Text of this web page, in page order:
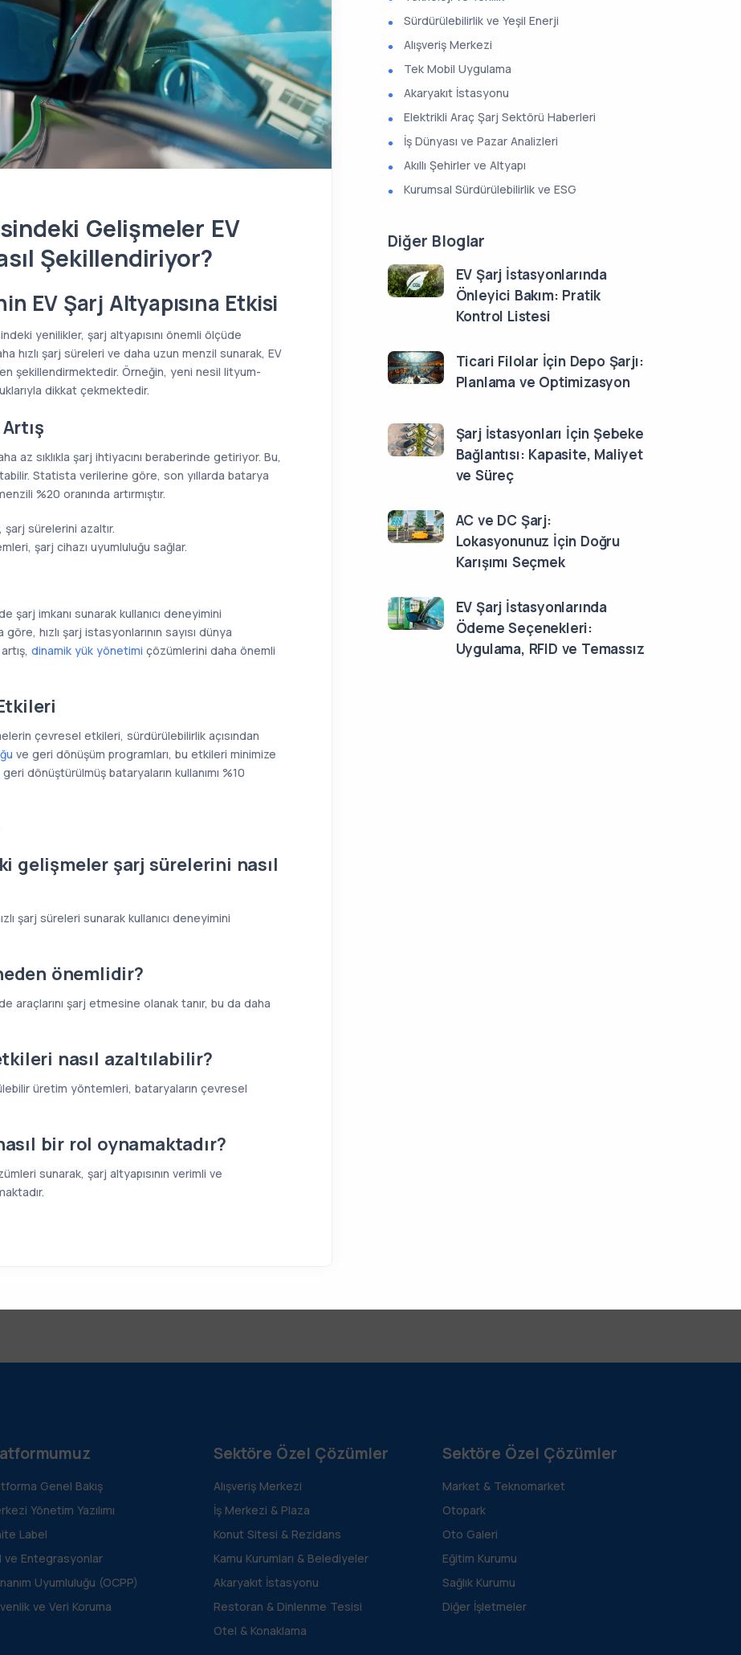
Gelişmeler EV
Şekillendiriyor?
EV Şarj Altyapısına Etkisi
yenilikler, şarj altyapısını önemli ölçüde
hızlı şarj süreleri ve daha uzun menzil sunarak, EV
şekillendirmektedir. Örneğin, yeni nesil lityum-
dikkat çekmektedir.
az sıklıkla şarj ihtiyacını beraberinde getiriyor. Bu,
Statista verilerine göre, son yıllarda batarya
%20 oranında artırmıştır.
sürelerini azaltır.
şarj cihazı uyumluluğu sağlar.
şarj imkanı sunarak kullanıcı deneyimini
hızlı şarj istasyonlarının sayısı dünya
dinamik yük yönetimi çözümlerini daha önemli
çevresel etkileri, sürdürülebilirlik açısından
ve geri dönüşüm programları, bu etkileri minimize
dönüştürülmüş bataryaların kullanımı %10
gelişmeler şarj sürelerini nasıl
şarj süreleri sunarak kullanıcı deneyimini
önemlidir?
araçlarını şarj etmesine olanak tanır, bu da daha
nasıl azaltılabilir?
üretim yöntemleri, bataryaların çevresel
bir rol oynamaktadır?
sunarak, şarj altyapısının verimli ve
Sürdürülebilirlik ve Yeşil Enerji
Alışveriş Merkezi
Tek Mobil Uygulama
Akaryakıt İstasyonu
Elektrikli Araç Şarj Sektörü Haberleri
İş Dünyası ve Pazar Analizleri
Akıllı Şehirler ve Altyapı
Kurumsal Sürdürülebilirlik ve ESG
Diğer Bloglar
EV Şarj İstasyonlarında
Önleyici Bakım: Pratik
Kontrol Listesi
Ticari Filolar İçin Depo Şarjı:
Planlama ve Optimizasyon
Şarj İstasyonları İçin Şebeke
Bağlantısı: Kapasite, Maliyet
ve Süreç
AC ve DC Şarj:
Lokasyonunuz İçin Doğru
Karışımı Seçmek
EV Şarj İstasyonlarında
Ödeme Seçenekleri:
Uygulama, RFID ve Temassız
Genel Bakış
Yönetim Yazılımı
Label
ve Entegrasyonlar
Uyumluluğu (OCPP)
ve Veri Koruma
Sektöre Özel Çözümler
Alışveriş Merkezi
İş Merkezi & Plaza
Konut Sitesi & Rezidans
Kamu Kurumları & Belediyeler
Akaryakıt İstasyonu
Restoran & Dinlenme Tesisi
Otel & Konaklama
Sektöre Özel Çözümler
Market & Teknomarket
Otopark
Oto Galeri
Eğitim Kurumu
Sağlık Kurumu
Diğer İşletmeler